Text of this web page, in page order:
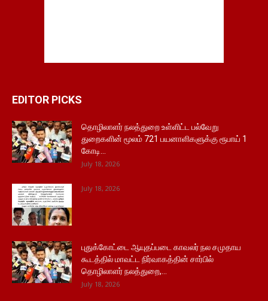
EDITOR PICKS
தொழிலாளர் நலத்துறை உள்ளிட்ட பல்வேறு
துறைகளின் மூலம் 721 பயனாளிகளுக்கு ரூபாய் 1
கோடி...
July 18, 2026
July 18, 2026
புதுக்கோட்டை ஆயுதப்படை காவலர் நல சமுதாய
கூடத்தில் மாவட்ட நிர்வாகத்தின் சார்பில்
தொழிலாளர் நலத்துறை,...
July 18, 2026